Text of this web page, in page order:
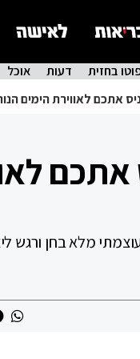
בחזית דעות אוכל
אתכם לאווירת הימים
מלא בחן ורגש